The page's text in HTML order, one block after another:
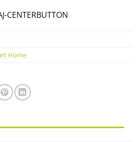
CENTERBUTTON
Home